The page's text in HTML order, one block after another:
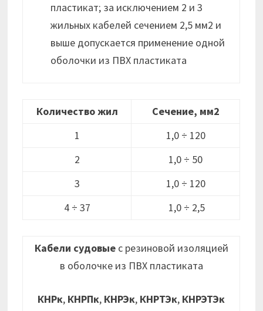
пластикат; за исключением 2 и 3
жильных кабелей сечением 2,5 мм2 и
выше допускается применение одной
оболочки из ПВХ пластиката
Количество жил
Сечение, мм2
1
1,0 ÷ 120
2
1,0 ÷ 50
3
1,0 ÷ 120
4 ÷ 37
1,0 ÷ 2,5
Кабели судовыес резиновой изоляцией
в оболочке из ПВХ пластиката
КНРк, КНРПк, КНРЭк, КНРТЭк, КНРЭТЭк